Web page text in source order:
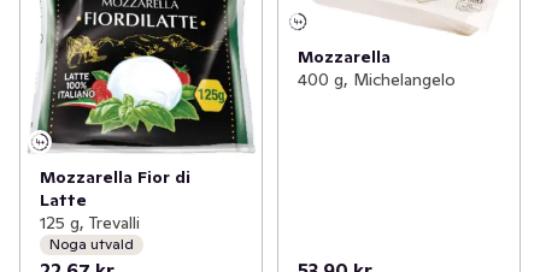
Mozzarella Fior di
Latte
125 g, Trevalli
Noga utvald
Mozzarella
400 g, Michelangelo